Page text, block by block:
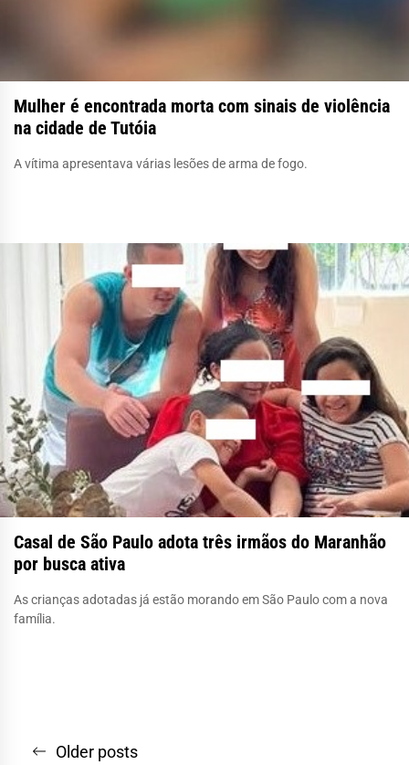
Mulher é encontrada morta com sinais de violência
na cidade de Tutóia
A vítima apresentava várias lesões de arma de fogo.
Casal de São Paulo adota três irmãos do Maranhão
por busca ativa
As crianças adotadas já estão morando em São Paulo com a nova
família.
Navegação
Older posts